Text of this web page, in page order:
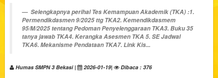
Selengkapnya perihal Tes Kemampuan Akademik (TKA) :1.
Permendikdasmen 9/2025 ttg TKA2. Kemendikdasmem
95/M/2025 tentang Pedoman Penyelenggaraan TKA3. Buku 35
tanya jawab TKA4. Kerangka Asesmen TKA 5. SE Jadwal
TKA6. Mekanisme Pendataan TKA7. Link Kis...
Humas SMPN 3 Bekasi | 2026-01-19| Dibaca : 376